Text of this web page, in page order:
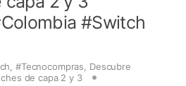
#Switch
,#Tecnocompras
Descubre
de capa 2 y 3